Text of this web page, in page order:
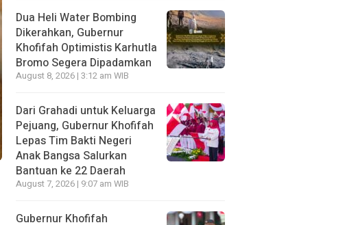
Dua Heli Water Bombing
Dikerahkan, Gubernur
Khofifah Optimistis Karhutla
Bromo Segera Dipadamkan
August 8, 2026 | 3:12 am WIB
Dari Grahadi untuk Keluarga
Pejuang, Gubernur Khofifah
Lepas Tim Bakti Negeri
Anak Bangsa Salurkan
Bantuan ke 22 Daerah
August 7, 2026 | 9:07 am WIB
Gubernur Khofifah